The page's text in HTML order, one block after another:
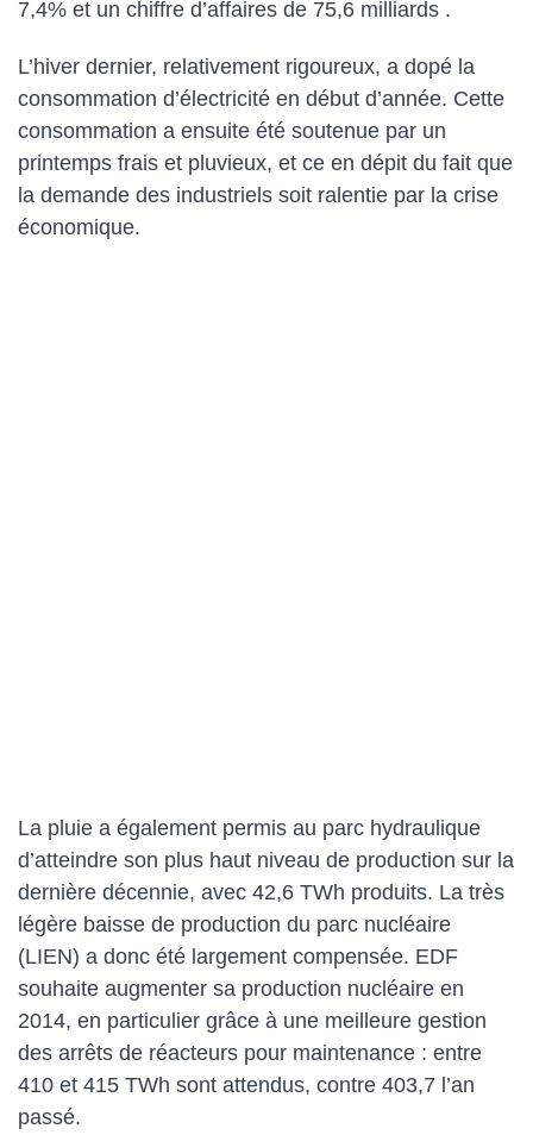
7,4% et un chiffre d’affaires de 75,6 milliards .
L’hiver dernier, relativement rigoureux, a dopé la
consommation d’électricité en début d’année. Cette
consommation a ensuite été soutenue par un
printemps frais et pluvieux, et ce en dépit du fait que
la demande des industriels soit ralentie par la crise
économique.
La pluie a également permis au parc hydraulique
d’atteindre son plus haut niveau de production sur la
dernière décennie, avec 42,6 TWh produits. La très
légère baisse de production du parc nucléaire
(LIEN) a donc été largement compensée. EDF
souhaite augmenter sa production nucléaire en
2014, en particulier grâce à une meilleure gestion
des arrêts de réacteurs pour maintenance : entre
410 et 415 TWh sont attendus, contre 403,7 l’an
passé.